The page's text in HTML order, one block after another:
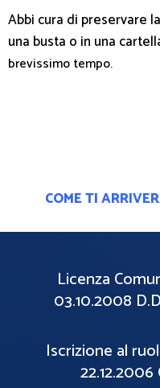
Abbi cura di preservare
una busta o in una
brevissimo tempo.
COME TI
Licenza
03.10.2008
Iscrizione al